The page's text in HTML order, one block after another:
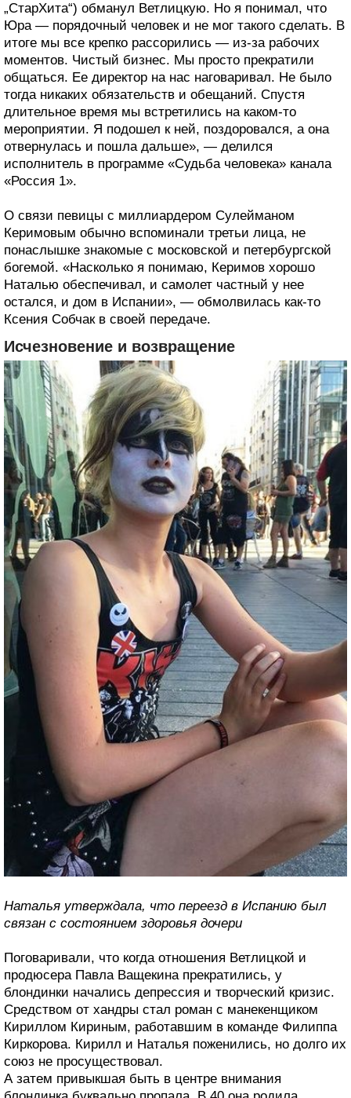
„СтарХита“) обманул Ветлицкую. Но я понимал, что
Юра — порядочный человек и не мог такого сделать. В
итоге мы все крепко рассорились — из-за рабочих
моментов. Чистый бизнес. Мы просто прекратили
общаться. Ее директор на нас наговаривал. Не было
тогда никаких обязательств и обещаний. Спустя
длительное время мы встретились на каком-то
мероприятии. Я подошел к ней, поздоровался, а она
отвернулась и пошла дальше», — делился
исполнитель в программе «Судьба человека» канала
«Россия 1».
О связи певицы с миллиардером Сулейманом
Керимовым обычно вспоминали третьи лица, не
понаслышке знакомые с московской и петербургской
богемой. «Насколько я понимаю, Керимов хорошо
Наталью обеспечивал, и самолет частный у нее
остался, и дом в Испании», — обмолвилась как-то
Ксения Собчак в своей передаче.
Исчезновение и возвращение
Наталья утверждала, что переезд в Испанию был
связан с состоянием здоровья дочери
Поговаривали, что когда отношения Ветлицкой и
продюсера Павла Ващекина прекратились, у
блондинки начались депрессия и творческий кризис.
Средством от хандры стал роман с манекенщиком
Кириллом Кириным, работавшим в команде Филиппа
Киркорова. Кирилл и Наталья поженились, но долго их
союз не просуществовал.
А затем привыкшая быть в центре внимания